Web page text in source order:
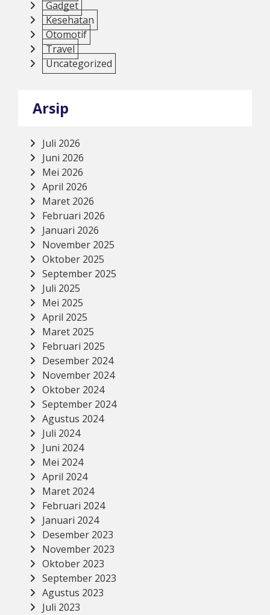
Gadget
Kesehatan
Otomotif
Travel
Uncategorized
Arsip
Juli 2026
Juni 2026
Mei 2026
April 2026
Maret 2026
Februari 2026
Januari 2026
November 2025
Oktober 2025
September 2025
Juli 2025
Mei 2025
April 2025
Maret 2025
Februari 2025
Desember 2024
November 2024
Oktober 2024
September 2024
Agustus 2024
Juli 2024
Juni 2024
Mei 2024
April 2024
Maret 2024
Februari 2024
Januari 2024
Desember 2023
November 2023
Oktober 2023
September 2023
Agustus 2023
Juli 2023